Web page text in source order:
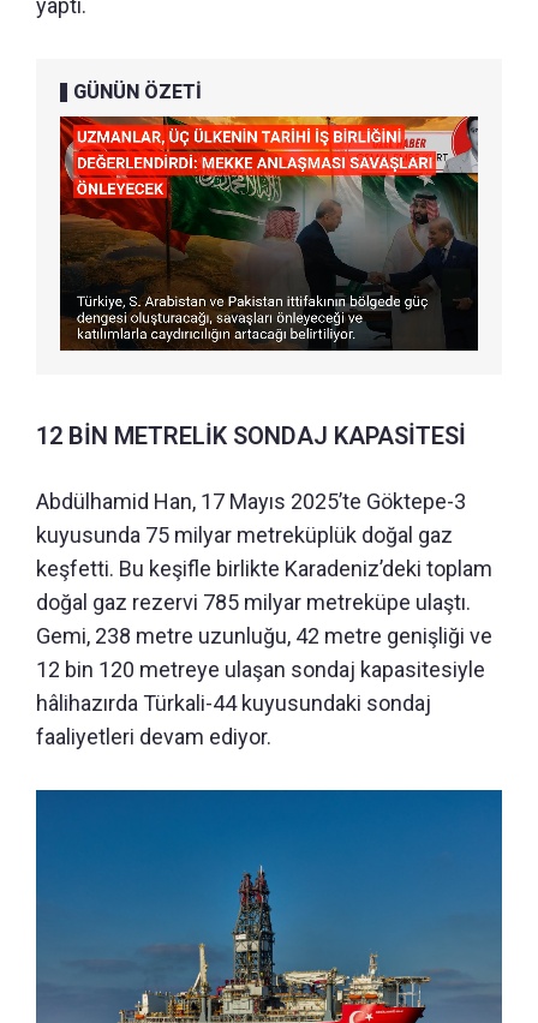
GÜNÜN ÖZETİ
12 BİN METRELİK SONDAJ KAPASİTESİ
Abdülhamid Han, 17 Mayıs 2025’te Göktepe-3
kuyusunda 75 milyar metreküplük doğal gaz
keşfetti. Bu keşifle birlikte Karadeniz’deki toplam
doğal gaz rezervi 785 milyar metreküpe ulaştı.
Gemi, 238 metre uzunluğu, 42 metre genişliği ve
12 bin 120 metreye ulaşan sondaj kapasitesiyle
hâlihazırda Türkali-44 kuyusundaki sondaj
faaliyetleri devam ediyor.